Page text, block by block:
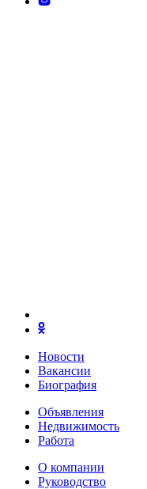
Новости
Вакансии
Биография
Объявления
Недвижимость
Работа
О компании
Руководство